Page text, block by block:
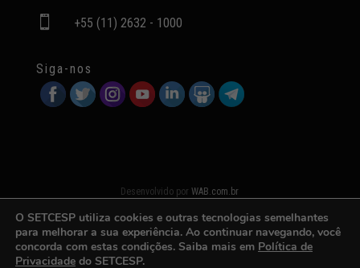
 +55 (11) 2632 - 1000
Siga-nos
Desenvolvido porWAB.com.br
O SETCESP utiliza cookies e outras tecnologias semelhantes
para melhorar a sua experiência. Ao continuar navegando, você
concorda com estas condições. Saiba mais em Política de
Privacidade do SETCESP.